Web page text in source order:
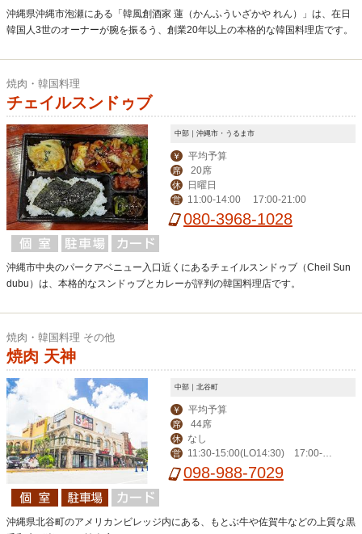
沖縄県沖縄市泡瀬にある「韓風創酒家 蓮（かんふういざかや れん）」は、在日
韓国人3世のオーナーが腕を振るう、創業20年以上の本格的な韓国料理店です。
焼肉・韓国料理
チェイルスンドゥブ
中部｜沖縄市・うるま市
￥ 平均予算
席 20席
休 日曜日
営 11:00-14:00 17:00-21:00
080-3968-1028
沖縄市中央のパークアベニュー入口近くにあるチェイルスンドゥブ（Cheil Sun
dubu）は、本格的なスンドゥブとカレーが評判の韓国料理店です。
焼肉・韓国料理 その他
焼肉 天神
中部｜北谷町
￥ 平均予算
席 44席
休 なし
営
11:30-15:00(LO14:30) 17:00-2
3:00(LO22:30)
098-988-7029
沖縄県北谷町のアメリカンビレッジ内にある、もとぶ牛や佐賀牛などの上質な黒